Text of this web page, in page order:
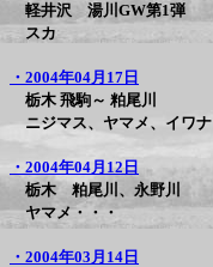
軽井沢 湯川GW第1弾
スカ
・2004年04月17日
栃木 飛駒～ 粕尾川
ニジマス、ヤマメ、イワナ
・2004年04月12日
栃木 粕尾川、永野川
ヤマメ・・・
・2004年03月14日